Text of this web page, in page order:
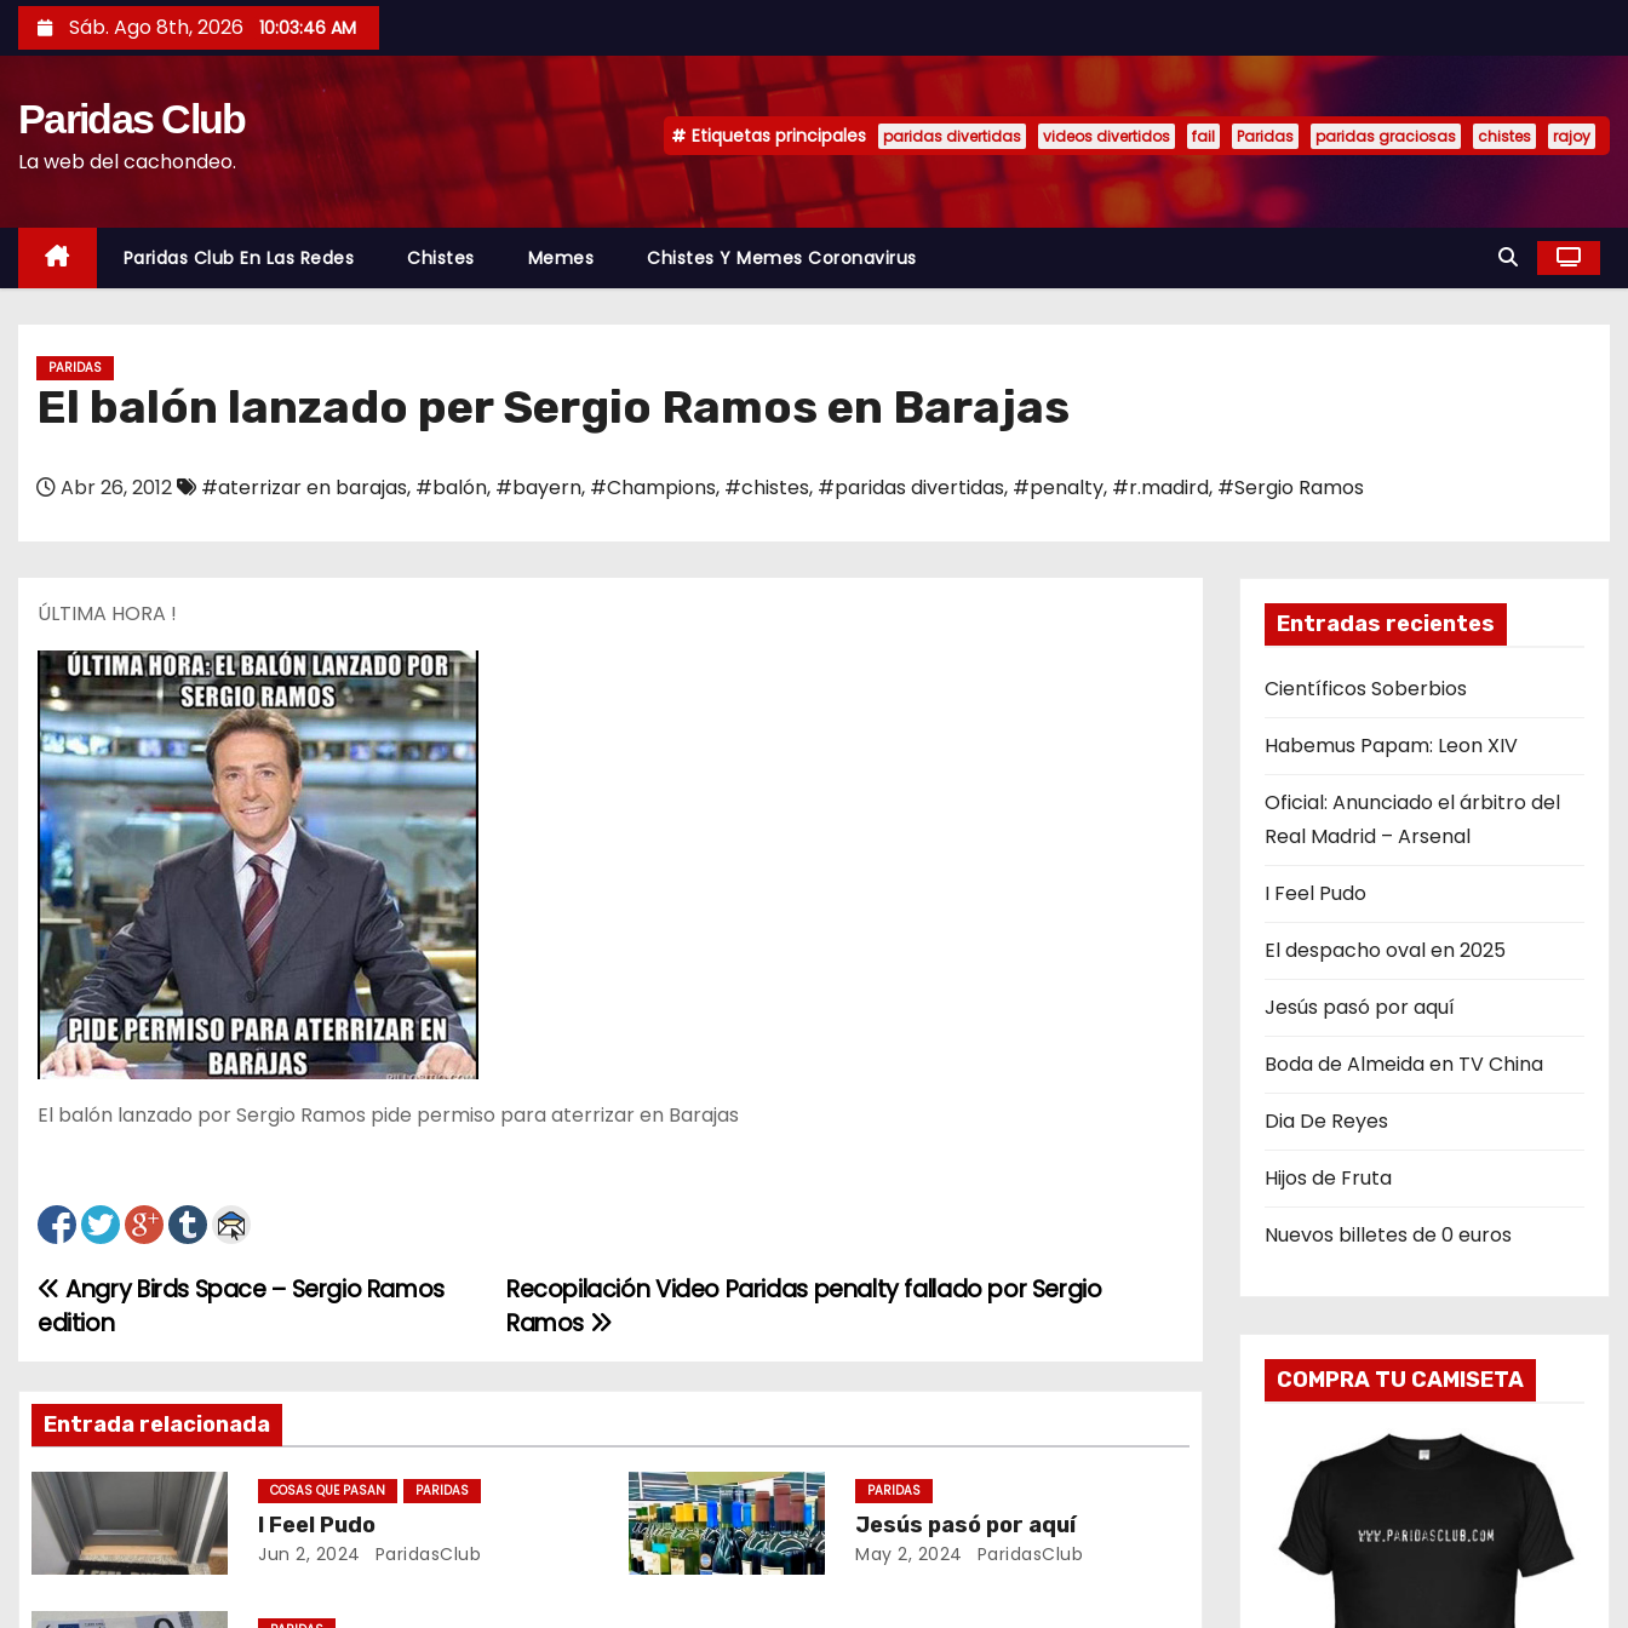
a
c
Sáb. Ago 8th, 2026 10:03:47 AM
Paridas Club
La web del cachondeo.
Etiquetas principales paridas divertidas videos divertidos fail Paridas paridas graciosas chistes rajoy
Paridas Club En Las Redes Chistes Memes Chistes Y Memes Coronavirus
PARIDAS
El balón lanzado per Sergio Ramos en Barajas
Abr 26, 2012 #aterrizar en barajas, #balón, #bayern, #Champions, #chistes, #paridas divertidas, #penalty, #r.madird, #Sergio Ramos
ÚLTIMA HORA !
El balón lanzado por Sergio Ramos pide permiso para aterrizar en Barajas
N
v
e
g
a
c
Recopilación Video Paridas penalty fallado por Sergio
Ramos
Angry Birds Space – Sergio Ramos
edition
Entrada relacionada
COSAS QUE PASAN PARIDAS
I Feel Pudo
Jun 2, 2024 ParidasClub
PARIDAS
Jesús pasó por aquí
May 2, 2024 ParidasClub
Entradas recientes
Científicos Soberbios
Habemus Papam: Leon XIV
Oficial: Anunciado el árbitro del
Real Madrid – Arsenal
I Feel Pudo
El despacho oval en 2025
Jesús pasó por aquí
Boda de Almeida en TV China
Dia De Reyes
Hijos de Fruta
Nuevos billetes de 0 euros
COMPRA TU CAMISETA